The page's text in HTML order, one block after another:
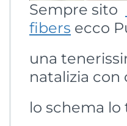
Sempre sito
fibers ecco
una
natalizia con
lo schema